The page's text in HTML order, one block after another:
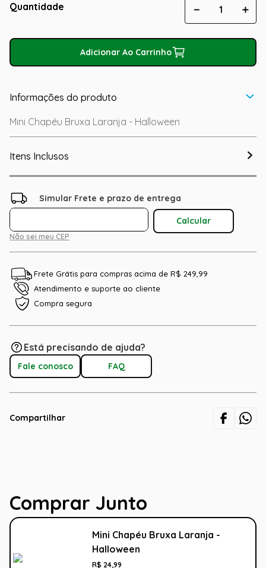
Quantidade ＋
－
Adicionar Ao Carrinho
Informações do produto
Mini Chapéu Bruxa Laranja - Halloween
Itens Inclusos
Não sei meu CEP
Frete Grátis para compras acima de R$ 249,99
Atendimento e suporte ao cliente
Compra segura
Está precisando de ajuda?
Fale conosco FAQ
Compartilhar
Comprar Junto
Mini Chapéu Bruxa Laranja -
Halloween
R$ 24,99